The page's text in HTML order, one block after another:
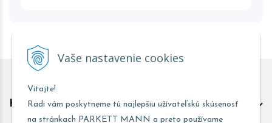
Vaše nastavenie cookies
Vitajte!
Radi vám poskytneme tú najlepšiu užívateľskú skúsenosť
na stránkach PARKETT MANN a preto používame
Kontakt predajňa Trnava